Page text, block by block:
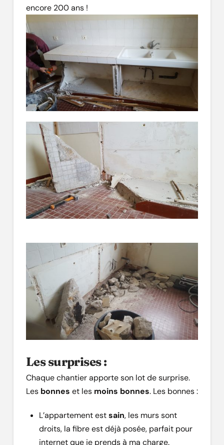
encore 200 ans !
Les surprises :
Chaque chantier apporte son lot de surprise.
Les bonnes et lesmoins bonnes. Les bonnes :
L’appartement estsain, les murs sont
droits, la fibre est déjà posée, parfait pour
internet que je prends à ma charge.